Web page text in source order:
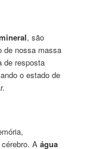
, são
de nossa massa
de resposta
o estado de
cérebro. Aágua